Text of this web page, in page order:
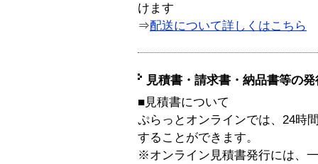
けます
⇒配送について詳しくはこちら
見積書・請求書・納品書等の
■見積書について
ぷらっとオンラインでは、24時
することができます。
※オンライン見積書発行には、